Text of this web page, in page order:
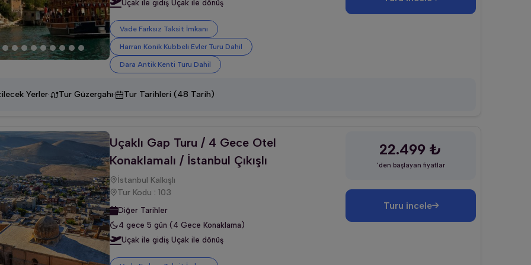
Uçak ile gidiş Uçak ile dönüş
Vade Farksız Taksit İmkanı
Harran Konik Kubbeli Evler Turu Dahil
Dara Antik Kenti Turu Dahil
Yerler· Tur Güzergahı· Tur Tarihleri (48 Tarih)
Uçaklı Gap Turu / 4 Gece Otel
Konaklamalı / İstanbul Çıkışlı
İstanbul Kalkışlı
Tur Kodu : 103
Diğer Tarihler
4 gece 5 gün (4 Gece Konaklama)
Uçak ile gidiş Uçak ile dönüş
22.499 ₺
'den başlayan fiyatlar
Turu incele